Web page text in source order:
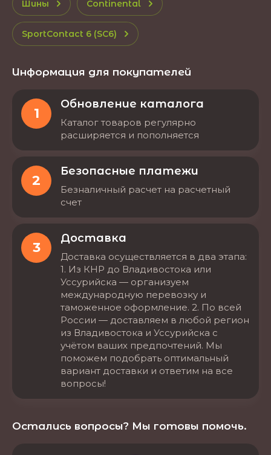
Шины Continental
SportContact 6 (SC6)
Информация для покупателей
1
Обновление каталога
Каталог товаров регулярно
расширяется и пополняется
2
Безопасные платежи
Безналичный расчет на расчетный
счет
3
Доставка
Доставка осуществляется в два этапа:
1. Из КНР до Владивостока или
Уссурийска — организуем
международную перевозку и
таможенное оформление. 2. По всей
России — доставляем в любой регион
из Владивостока и Уссурийска с
учётом ваших предпочтений. Мы
поможем подобрать оптимальный
вариант доставки и ответим на все
вопросы!
Остались вопросы? Мы готовы помочь.